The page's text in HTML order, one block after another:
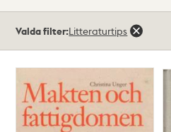
100träffar
Valda filter:Litteraturtips